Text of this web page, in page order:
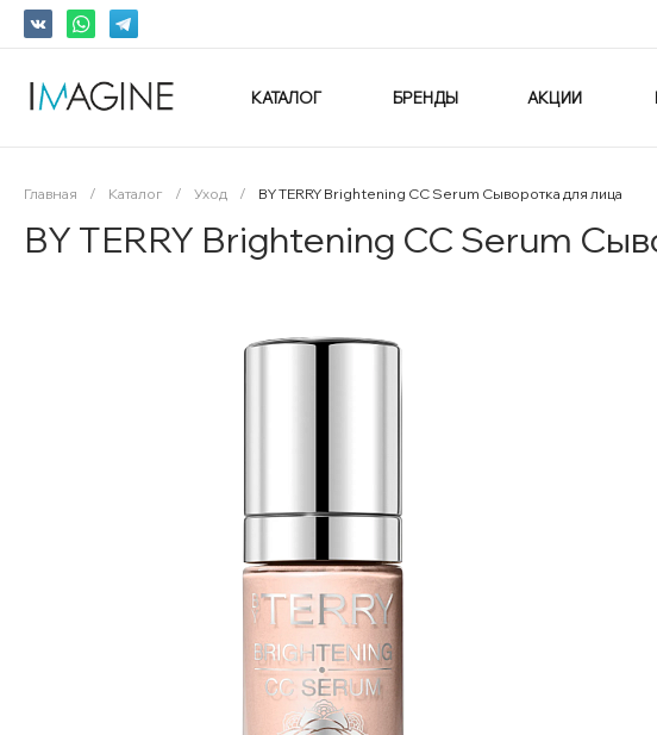
КАТАЛОГ БРЕНДЫ АКЦИИ
Главная / Каталог / Уход / BY TERRY Brightening CC Serum Сыворотка для лица
BY TERRY Brightening CC Serum